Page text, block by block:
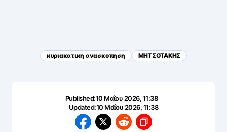
κυριακατικη ανασκοπηση ΜΗΤΣΟΤΑΚΗΣ
Published:10 Μαΐου 2026, 11:38
Updated:10 Μαΐου 2026, 11:38